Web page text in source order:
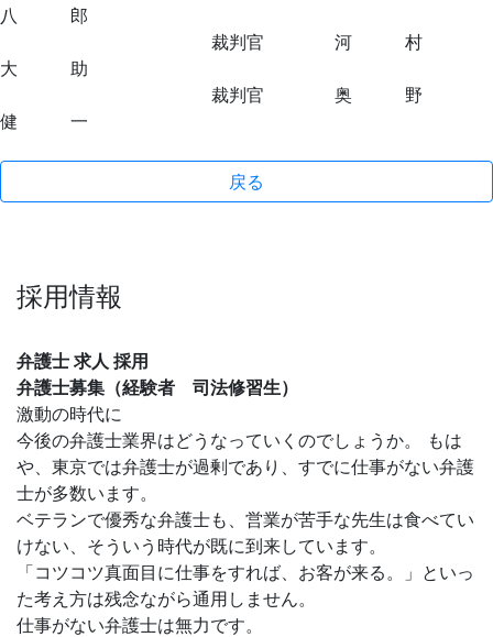
八 郎
裁判官 河 村
大 助
裁判官 奥 野
健 一
戻る
採用情報
弁護士 求人 採用
弁護士募集（経験者 司法修習生）
激動の時代に
今後の弁護士業界はどうなっていくのでしょうか。 もは
や、東京では弁護士が過剰であり、すでに仕事がない弁護
士が多数います。
ベテランで優秀な弁護士も、営業が苦手な先生は食べてい
けない、そういう時代が既に到来しています。
「コツコツ真面目に仕事をすれば、お客が来る。」といっ
た考え方は残念ながら通用しません。
仕事がない弁護士は無力です。